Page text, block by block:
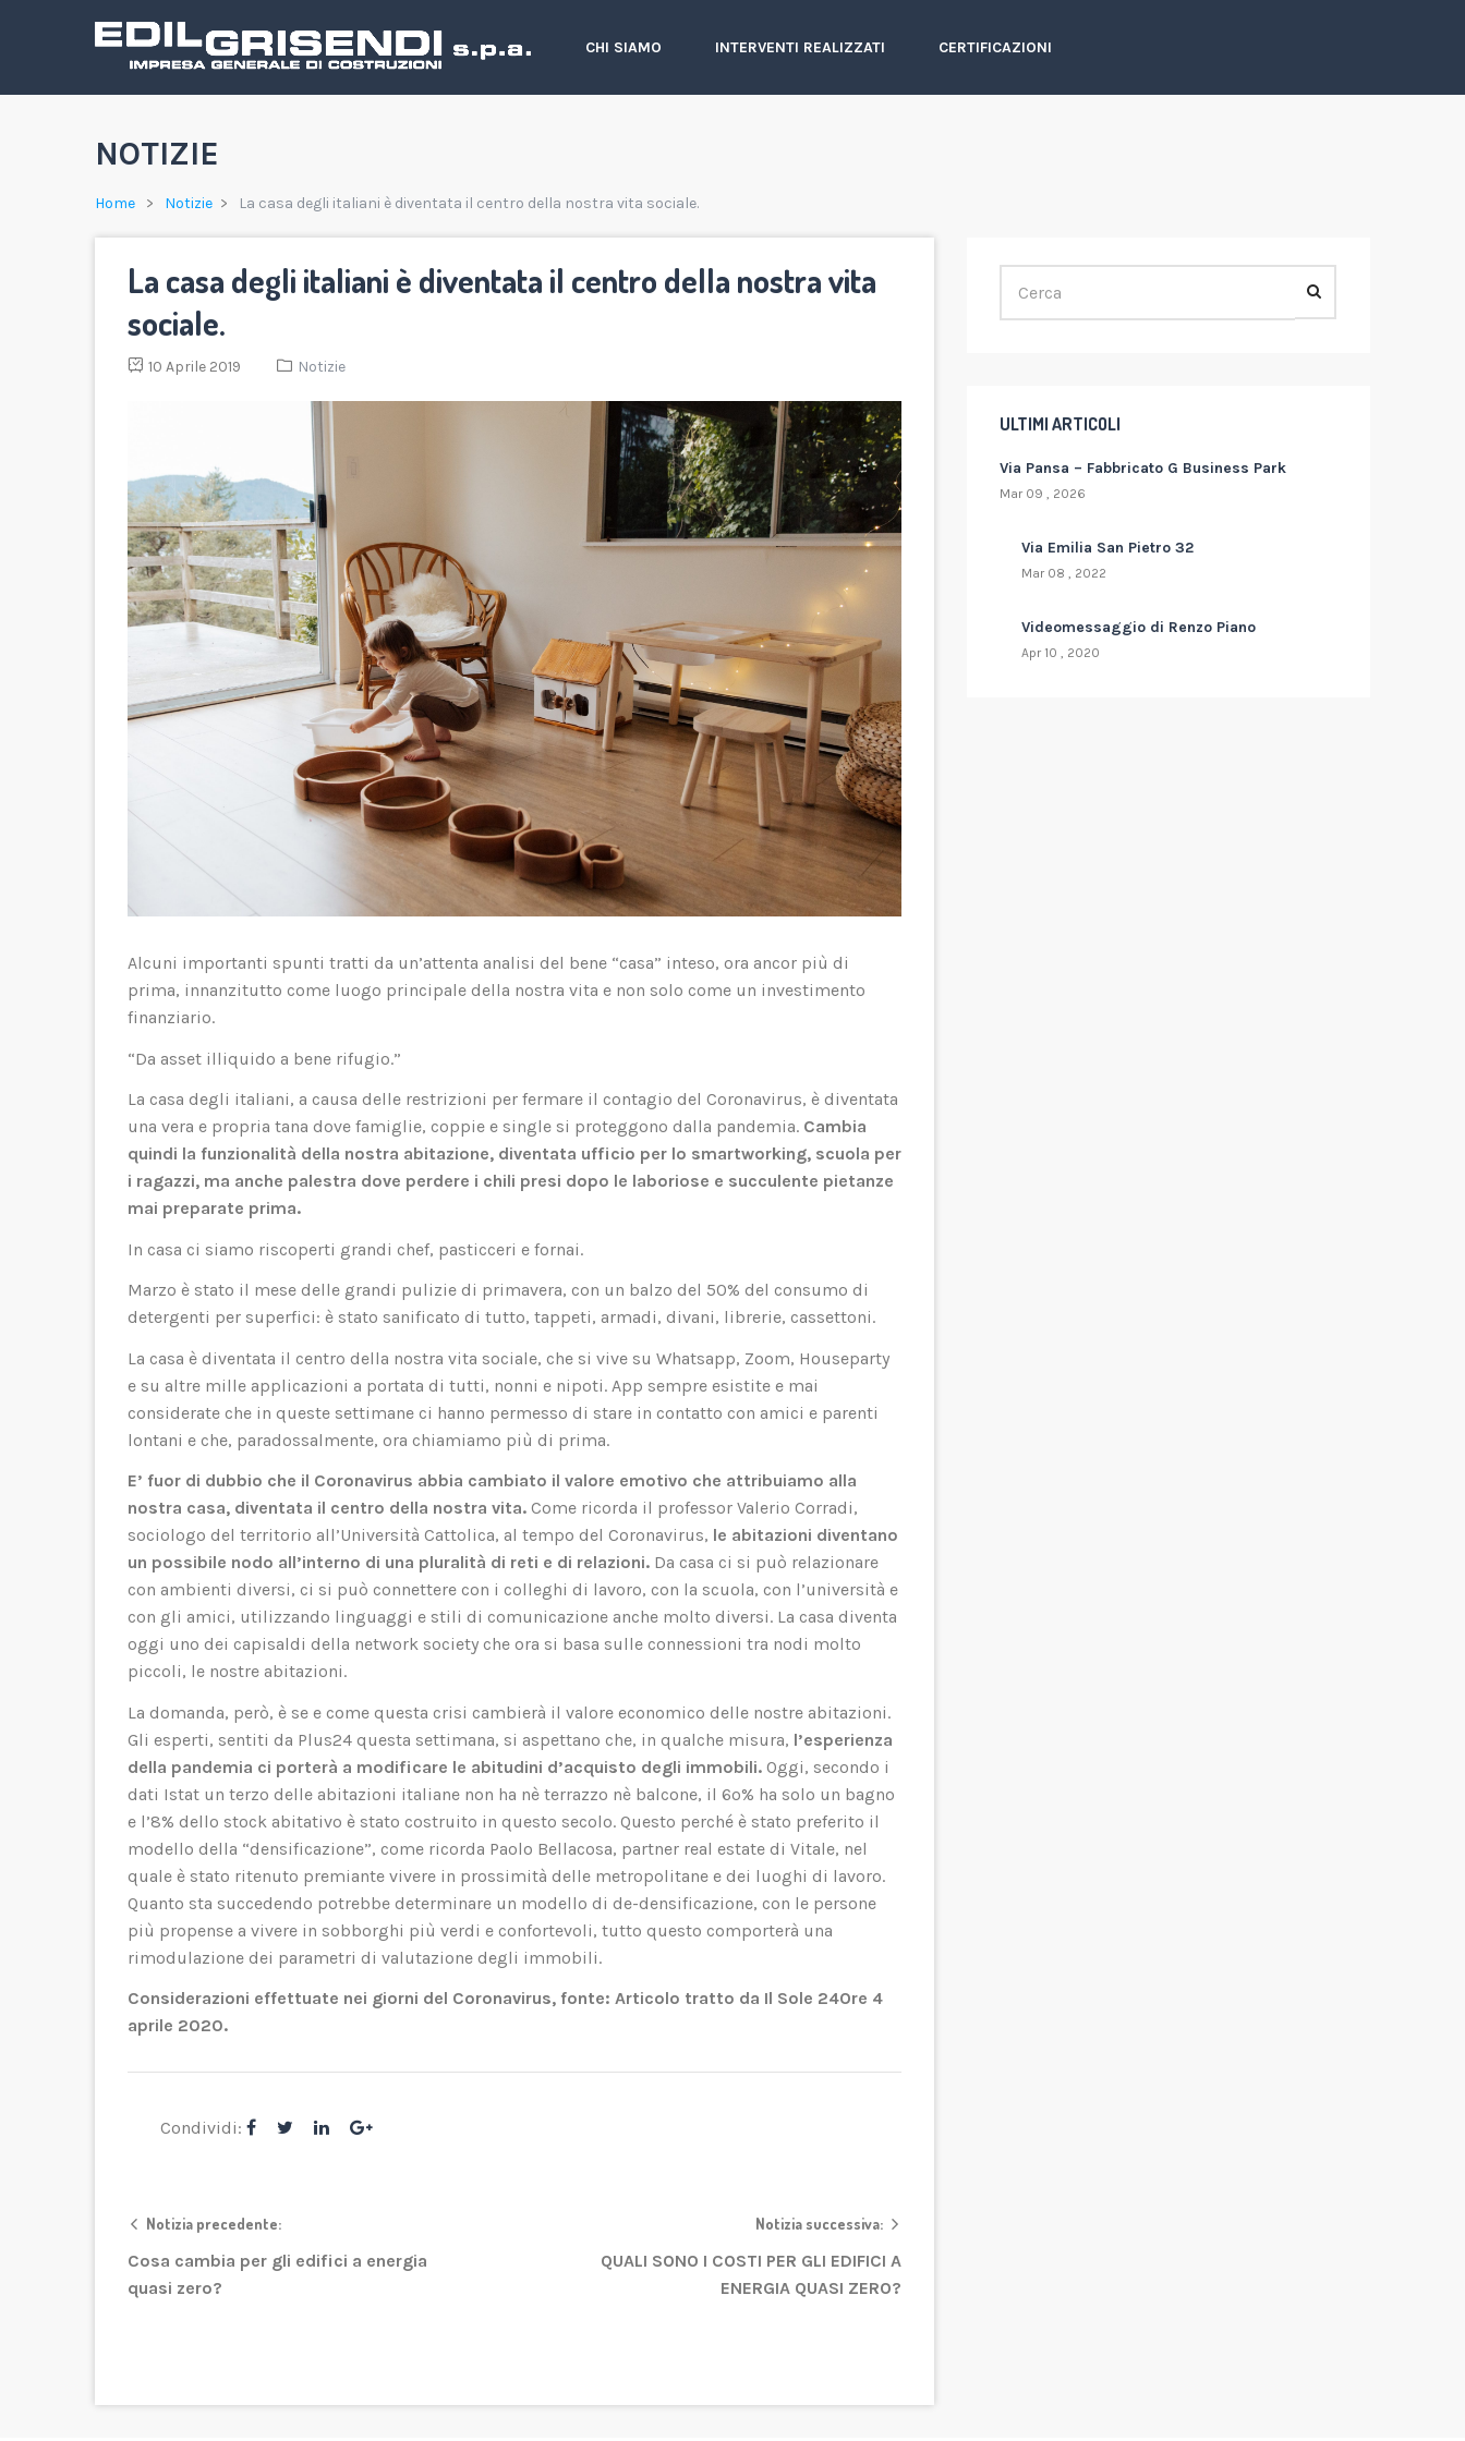
CHI SIAMO INTERVENTI REALIZZATI CERTIFICAZIONI
NOTIZIE
Home Notizie La casa degli italiani è diventata il centro della nostra vita sociale.
La casa degli italiani è diventata il centro della nostra vita
sociale.
10 Aprile 2019 Notizie
Alcuni importanti spunti tratti da un’attenta analisi del bene “casa” inteso, ora ancor più di
prima, innanzitutto come luogo principale della nostra vita e non solo come un investimento
finanziario.
“Da asset illiquido a bene rifugio.”
La casa degli italiani, a causa delle restrizioni per fermare il contagio del Coronavirus, è diventata
una vera e propria tana dove famiglie, coppie e single si proteggono dalla pandemia. Cambia
quindi la funzionalità della nostra abitazione, diventata ufficio per lo smartworking, scuola per
i ragazzi, ma anche palestra dove perdere i chili presi dopo le laboriose e succulente pietanze
mai preparate prima.
In casa ci siamo riscoperti grandi chef, pasticceri e fornai.
Marzo è stato il mese delle grandi pulizie di primavera, con un balzo del 50% del consumo di
detergenti per superfici: è stato sanificato di tutto, tappeti, armadi, divani, librerie, cassettoni.
La casa è diventata il centro della nostra vita sociale, che si vive su Whatsapp, Zoom, Houseparty
e su altre mille applicazioni a portata di tutti, nonni e nipoti. App sempre esistite e mai
considerate che in queste settimane ci hanno permesso di stare in contatto con amici e parenti
lontani e che, paradossalmente, ora chiamiamo più di prima.
E’ fuor di dubbio che il Coronavirus abbia cambiato il valore emotivo che attribuiamo alla
nostra casa, diventata il centro della nostra vita. Come ricorda il professor Valerio Corradi,
sociologo del territorio all’Università Cattolica, al tempo del Coronavirus, le abitazioni diventano
un possibile nodo all’interno di una pluralità di reti e di relazioni. Da casa ci si può relazionare
con ambienti diversi, ci si può connettere con i colleghi di lavoro, con la scuola, con l’università e
con gli amici, utilizzando linguaggi e stili di comunicazione anche molto diversi. La casa diventa
oggi uno dei capisaldi della network society che ora si basa sulle connessioni tra nodi molto
piccoli, le nostre abitazioni.
La domanda, però, è se e come questa crisi cambierà il valore economico delle nostre abitazioni.
Gli esperti, sentiti da Plus24 questa settimana, si aspettano che, in qualche misura, l’esperienza
della pandemia ci porterà a modificare le abitudini d’acquisto degli immobili. Oggi, secondo i
dati Istat un terzo delle abitazioni italiane non ha nè terrazzo nè balcone, il 6o% ha solo un bagno
e l’8% dello stock abitativo è stato costruito in questo secolo. Questo perché è stato preferito il
modello della “densificazione”, come ricorda Paolo Bellacosa, partner real estate di Vitale, nel
quale è stato ritenuto premiante vivere in prossimità delle metropolitane e dei luoghi di lavoro.
Quanto sta succedendo potrebbe determinare un modello di de-densificazione, con le persone
più propense a vivere in sobborghi più verdi e confortevoli, tutto questo comporterà una
rimodulazione dei parametri di valutazione degli immobili.
Considerazioni effettuate nei giorni del Coronavirus, fonte: Articolo tratto da Il Sole 24Ore 4
aprile 2020.
Condividi:
Notizia precedente:
Cosa cambia per gli edifici a energia
quasi zero?
Notizia successiva:
QUALI SONO I COSTI PER GLI EDIFICI A
ENERGIA QUASI ZERO?
ULTIMI ARTICOLI
Via Pansa – Fabbricato G Business Park
Mar 09 , 2026
Via Emilia San Pietro 32
Mar 08 , 2022
Videomessaggio di Renzo Piano
Apr 10 , 2020